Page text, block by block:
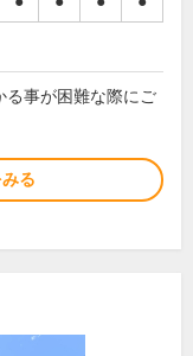
る事が困難な際にご
る